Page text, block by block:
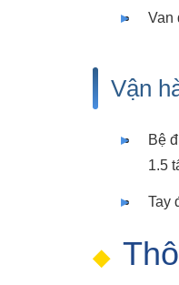
Van
Vận
Bệ
1.5
Tay